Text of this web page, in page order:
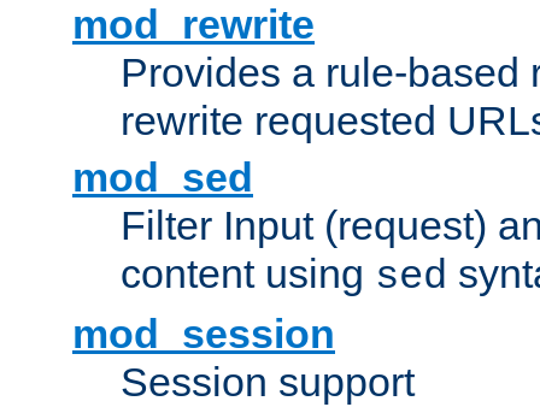
mod_rewrite
Provides a rule-based
rewrite requested
mod_sed
Filter Input (request)
content using sed
mod_session
Session support